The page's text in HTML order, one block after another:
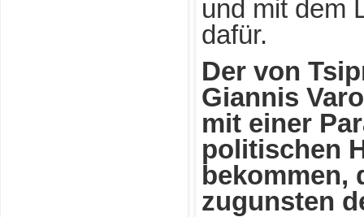
und mit dem
dafür.
Der von
Giannis
mit einer
politischen
bekommen,
zugunsten